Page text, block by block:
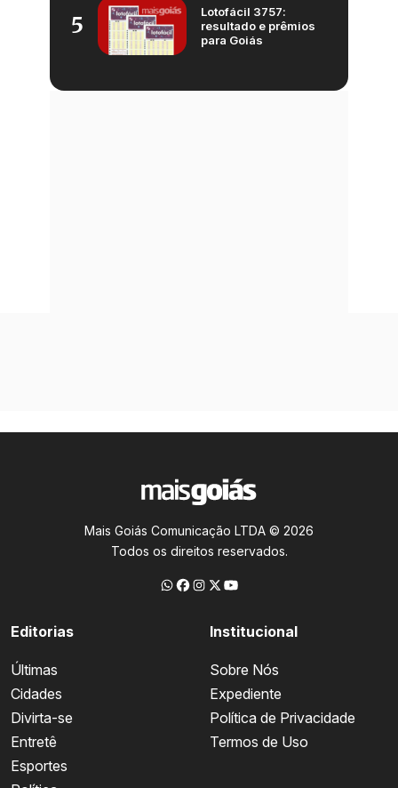
5
Lotofácil 3757:
resultado e prêmios
para Goiás
Mais Goiás Comunicação LTDA © 2026
Todos os direitos reservados.
Editorias
Últimas
Cidades
Divirta-se
Entretê
Esportes
Institucional
Sobre Nós
Expediente
Política de Privacidade
Termos de Uso